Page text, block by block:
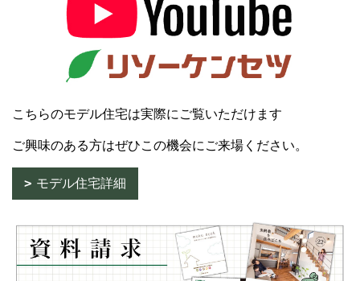
こちらのモデル住宅は実際にご覧いただけます
ご興味のある方はぜひこの機会にご来場ください。
モデル住宅詳細